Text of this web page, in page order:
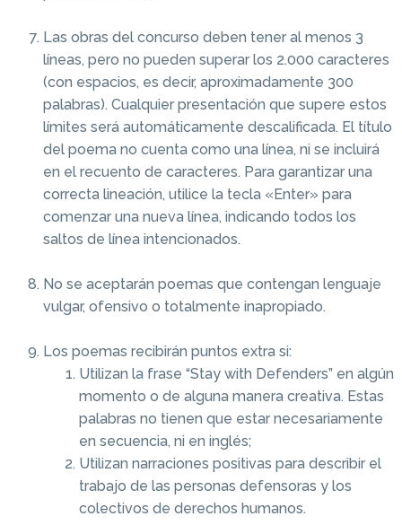
Las obras del concurso deben tener al menos 3
líneas, pero no pueden superar los 2.000 caracteres
(con espacios, es decir, aproximadamente 300
palabras). Cualquier presentación que supere estos
límites será automáticamente descalificada. El título
del poema no cuenta como una línea, ni se incluirá
en el recuento de caracteres. Para garantizar una
correcta lineación, utilice la tecla «Enter» para
comenzar una nueva línea, indicando todos los
saltos de línea intencionados.
No se aceptarán poemas que contengan lenguaje
vulgar, ofensivo o totalmente inapropiado.
Los poemas recibirán puntos extra si:
Utilizan la frase “Stay with Defenders” en algún
momento o de alguna manera creativa. Estas
palabras no tienen que estar necesariamente
en secuencia, ni en inglés;
Utilizan narraciones positivas para describir el
trabajo de las personas defensoras y los
colectivos de derechos humanos.